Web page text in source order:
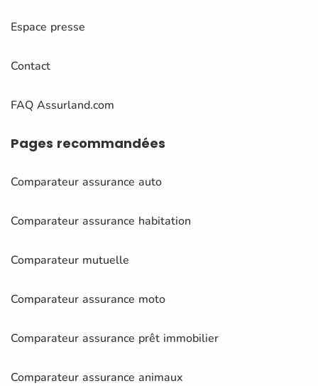
Espace presse
Contact
FAQ Assurland.com
Pages recommandées
Comparateur assurance auto
Comparateur assurance habitation
Comparateur mutuelle
Comparateur assurance moto
Comparateur assurance prêt immobilier
Comparateur assurance animaux